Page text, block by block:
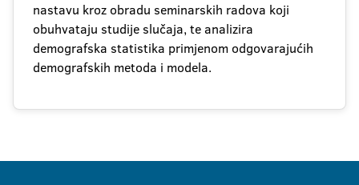
nastavu kroz obradu seminarskih radova koji
obuhvataju studije slučaja, te analizira
demografska statistika primjenom odgovarajućih
demografskih metoda i modela.